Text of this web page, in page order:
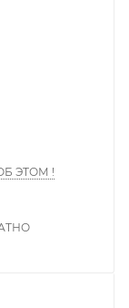
ЭТОМ !